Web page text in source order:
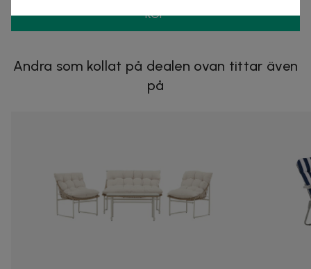
KÖP
Andra som kollat på dealen ovan tittar även
på